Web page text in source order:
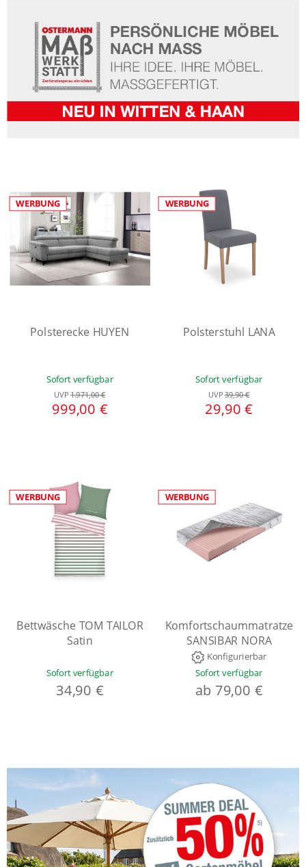
WERBUNG
Komfortschaummatratze
SANSIBAR NORA
Konfigurierbar
Sofort verfügbar
ab 79,00 €
WERBUNG
Polsterstuhl LANA
Sofort verfügbar
UVP39,90 €
29,90 €
WERBUNG
Polsterecke HUYEN
Sofort verfügbar
UVP1.971,00 €
999,00 €
WERBUNG
Bettwäsche TOM TAILOR
Satin
Sofort verfügbar
34,90 €